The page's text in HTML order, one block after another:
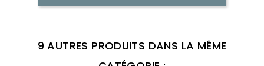
9 AUTRES PRODUITS DANS LA MÊME